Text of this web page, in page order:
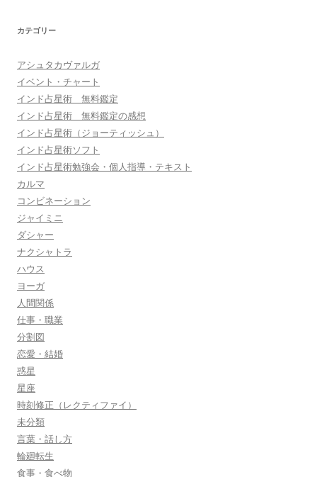
カテゴリー
アシュタカヴァルガ
イベント・チャート
インド占星術 無料鑑定
インド占星術 無料鑑定の感想
インド占星術（ジョーティッシュ）
インド占星術ソフト
インド占星術勉強会・個人指導・テキスト
カルマ
コンビネーション
ジャイミニ
ダシャー
ナクシャトラ
ハウス
ヨーガ
人間関係
仕事・職業
分割図
恋愛・結婚
惑星
星座
時刻修正（レクティファイ）
未分類
言葉・話し方
輪廻転生
食事・食べ物